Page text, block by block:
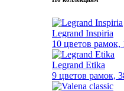
Legrand Inspiria
10 цветов
Legrand Etika
9 цветов рамок,